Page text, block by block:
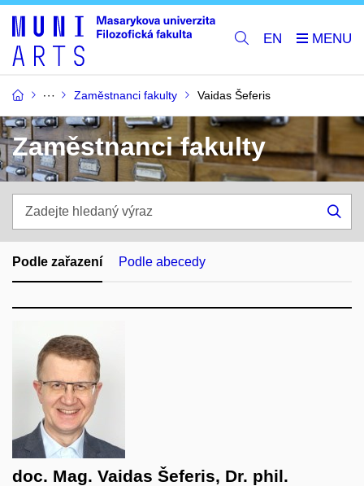
EN
Zaměstnanci fakulty Vaidas Šeferis
Zaměstnanci fakulty
hledaný
výraz
Podle zařazení Podle abecedy
doc. Mag. Vaidas Šeferis, Dr. phil.